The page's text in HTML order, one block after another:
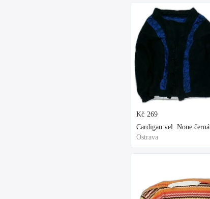
Kč 269
Cardigan vel. None černá
Ostrava